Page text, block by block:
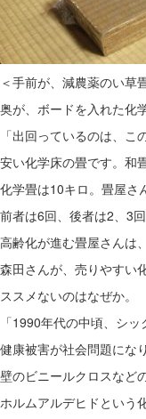
＜手前が、減農薬のい草畳
奥が、ボードを入れた化
「出回っているのは、こ
安い化学床の畳です。和
化学畳は10キロ。畳屋さ
前者は6回、後者は2、3回
高齢化が進む畳屋さんは
森田さんが、売りやすい
ススメないのはなぜか。
「1990年代の中頃、シ
健康被害が社会問題にな
壁のビニールクロスなど
ホルムアルデヒドという